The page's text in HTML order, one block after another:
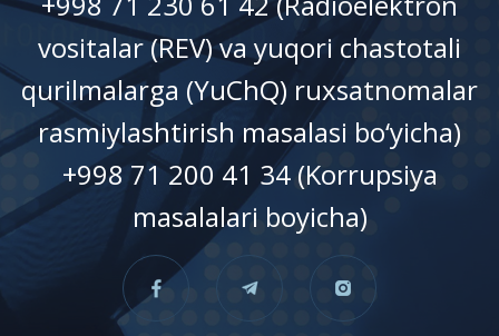
vositalar (REV) va yuqori chastotali
qurilmalarga (YuChQ) ruxsatnomalar
rasmiylashtirish masalasi bo‘yicha)
+998 71 200 41 34 (Korrupsiya
masalalari boyicha)